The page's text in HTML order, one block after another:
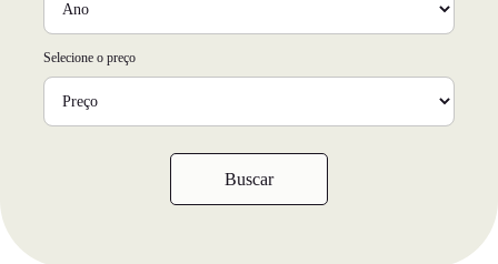
Selecione o preço
Buscar